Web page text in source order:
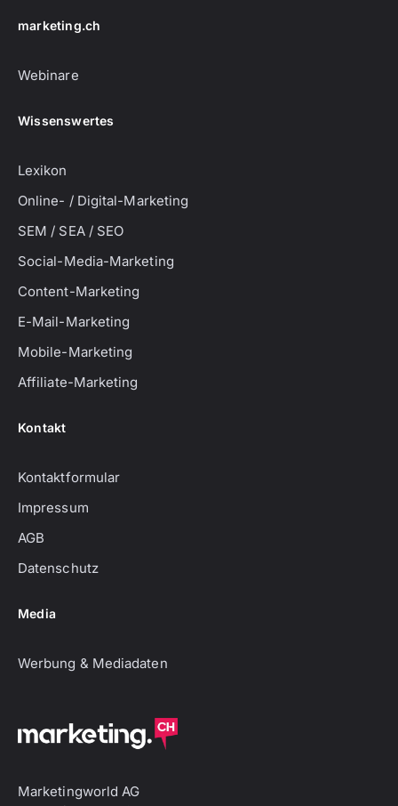
marketing.ch
Webinare
Wissenswertes
Lexikon
Online- / Digital-Marketing
SEM / SEA / SEO
Social-Media-Marketing
Content-Marketing
E-Mail-Marketing
Mobile-Marketing
Affiliate-Marketing
Kontakt
Kontaktformular
Impressum
AGB
Datenschutz
Media
Werbung & Mediadaten
Marketingworld AG